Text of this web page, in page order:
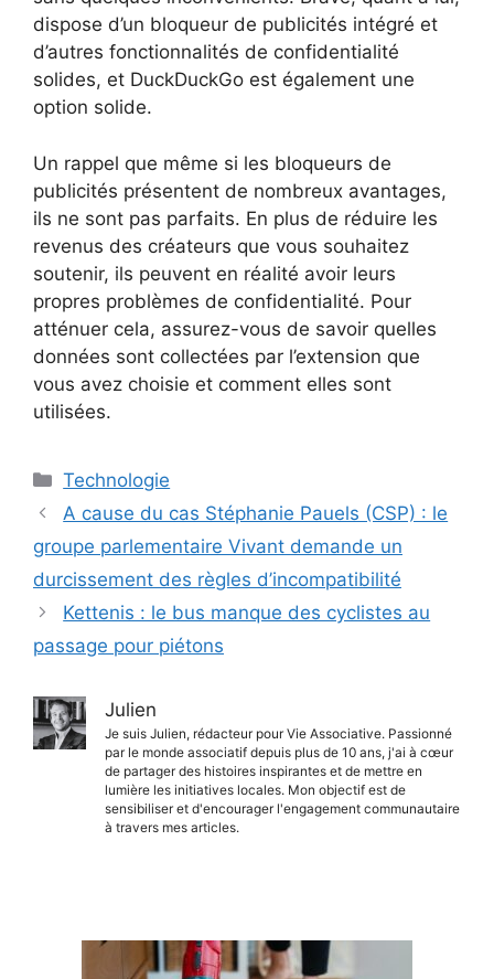
dispose d’un bloqueur de publicités intégré et
d’autres fonctionnalités de confidentialité
solides, et DuckDuckGo est également une
option solide.
Un rappel que même si les bloqueurs de
publicités présentent de nombreux avantages,
ils ne sont pas parfaits. En plus de réduire les
revenus des créateurs que vous souhaitez
soutenir, ils peuvent en réalité avoir leurs
propres problèmes de confidentialité. Pour
atténuer cela, assurez-vous de savoir quelles
données sont collectées par l’extension que
vous avez choisie et comment elles sont
utilisées.
Catégories
Technologie
A cause du cas Stéphanie Pauels (CSP) : le
groupe parlementaire Vivant demande un
durcissement des règles d’incompatibilité
Kettenis : le bus manque des cyclistes au
passage pour piétons
Julien
Je suis Julien, rédacteur pour Vie Associative. Passionné
par le monde associatif depuis plus de 10 ans, j'ai à cœur
de partager des histoires inspirantes et de mettre en
lumière les initiatives locales. Mon objectif est de
sensibiliser et d'encourager l'engagement communautaire
à travers mes articles.